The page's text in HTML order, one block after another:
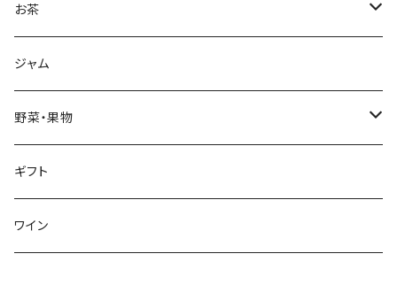
生しいたけ
干し椎茸
加工品
お茶
深蒸し茶
リーフ
ハーブティ
ティーバッグ
リーフ
加工品
くき茶
ジャム
野菜・果物
野菜
芋類
果物
ギフト
ワイン